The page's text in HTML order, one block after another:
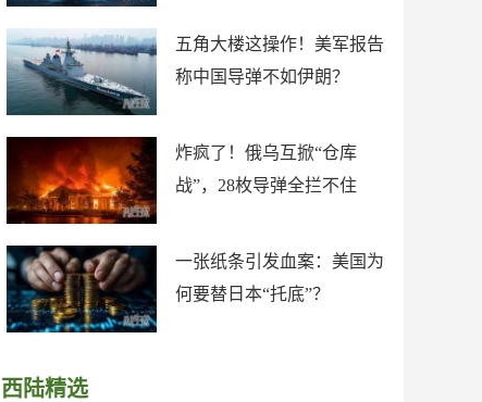
五角大楼这操作！美军报告
称中国导弹不如伊朗？
炸疯了！俄乌互掀“仓库
战”，28枚导弹全拦不住
一张纸条引发血案：美国为
何要替日本“托底”？
西陆精选